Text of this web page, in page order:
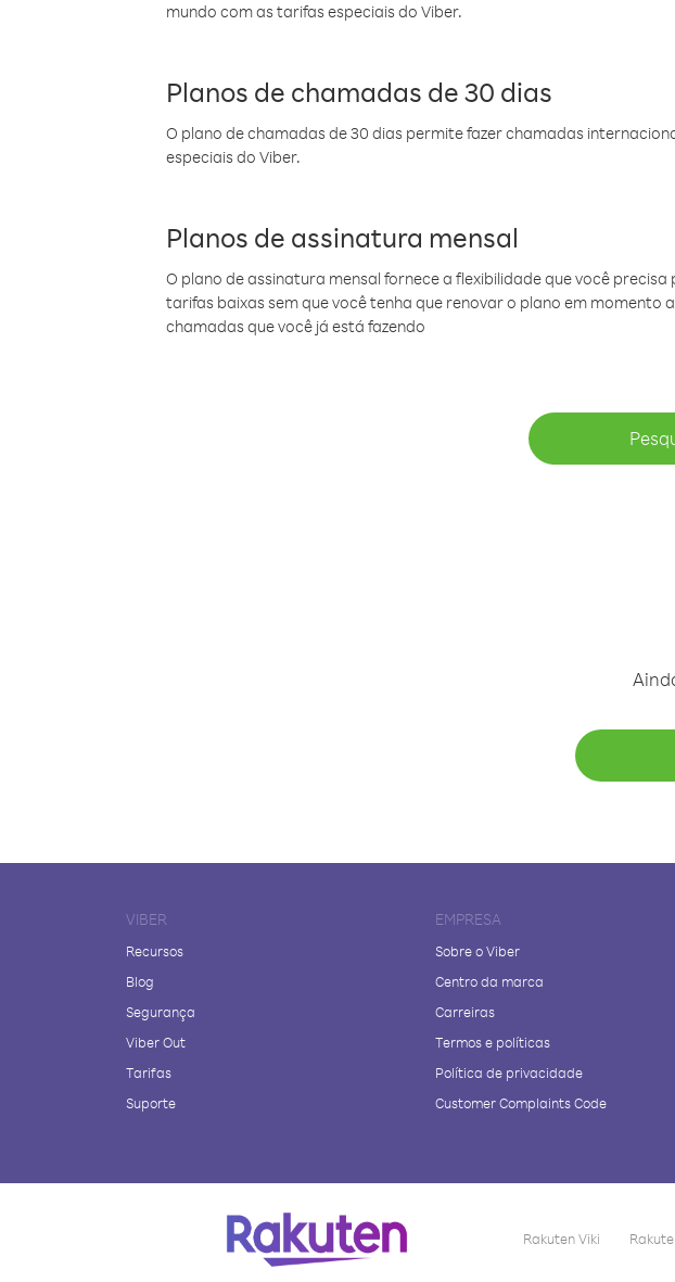
mundo com as tarifas especiais do Viber.
Planos de chamadas de 30 dias
O plano de chamadas de 30 dias permite fazer chamadas
especiais do Viber.
Planos de assinatura mensal
O plano de assinatura mensal fornece a flexibilidade que você
tarifas baixas sem que você tenha que renovar o plano em momento
chamadas que você já está fazendo
VIBER
Recursos
Blog
Segurança
Viber Out
Tarifas
Suporte
EMPRESA
Sobre o Viber
Centro da marca
Carreiras
Termos e políticas
Política de privacidade
Customer Complaints Code
Rakuten Viki